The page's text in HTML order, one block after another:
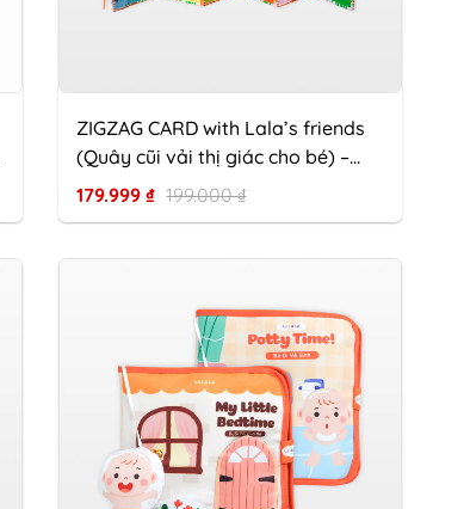
ZIGZAG CARD with Lala’s friends
(Quây cũi vải thị giác cho bé) –
Kích Thích Giác Quan Từ Những
179.999₫ 199.000₫